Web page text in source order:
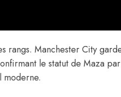
rangs. Manchester City
le statut de Maza
moderne.